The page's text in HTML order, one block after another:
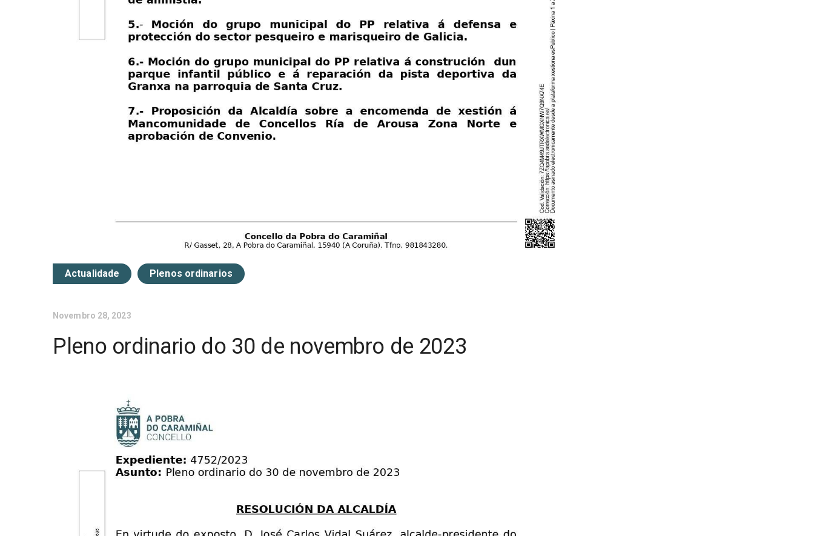
Actualidade Plenos ordinarios
Novembro 28, 2023
Pleno ordinario do 30 de novembro de 2023